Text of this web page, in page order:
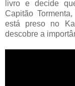
livro e decide
Capitão
está preso no
descobre a